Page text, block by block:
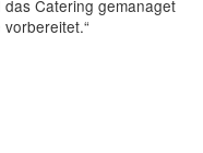
Catering gemanaget